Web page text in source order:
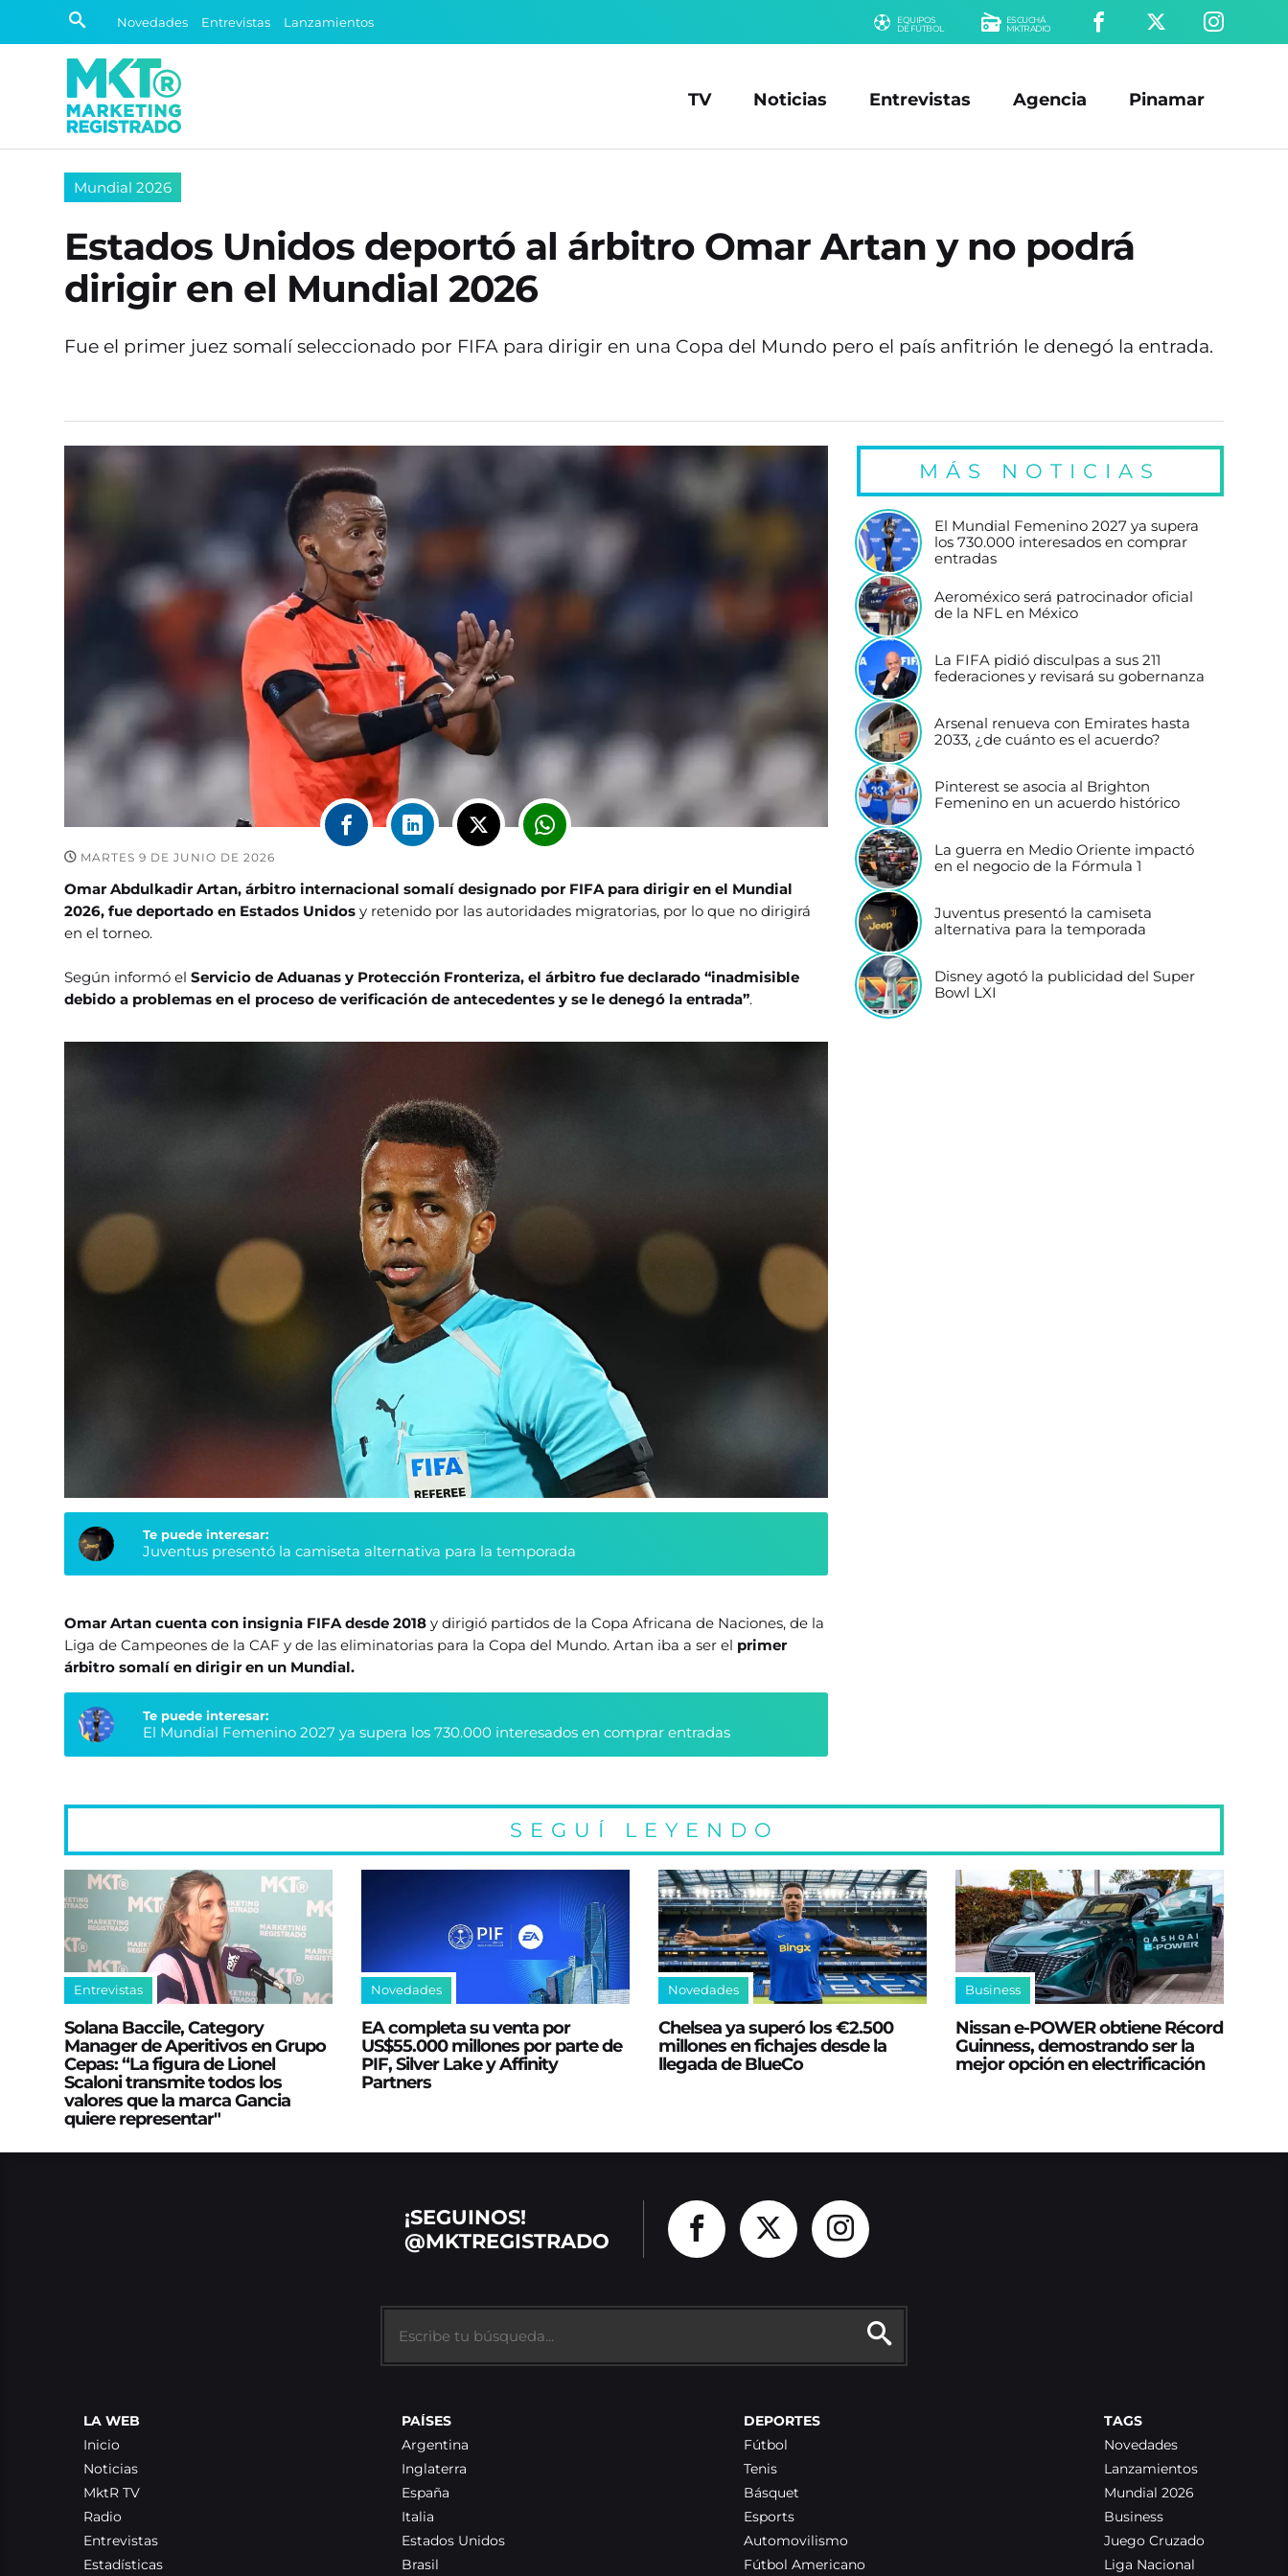
Novedades Entrevistas Lanzamientos
EQUIPOS
DE FÚTBOL
ESCUCHÁ
MKTRADIO
TV Noticias Entrevistas Agencia Pinamar
Mundial 2026
Estados Unidos deportó al árbitro Omar Artan y no podrá
dirigir en el Mundial 2026
Fue el primer juez somalí seleccionado por FIFA para dirigir en una Copa del Mundo pero el país anfitrión le denegó la entrada.
MARTES 9 DE JUNIO DE 2026
Omar Abdulkadir Artan, árbitro internacional somalí designado por FIFA para dirigir en el Mundial
2026, fue deportado en Estados Unidos y retenido por las autoridades migratorias, por lo que no dirigirá
en el torneo.
Según informó elServicio de Aduanas y Protección Fronteriza, el árbitro fue declarado “inadmisible
debido a problemas en el proceso de verificación de antecedentes y se le denegó la entrada”.
Te puede interesar:
Juventus presentó la camiseta alternativa para la temporada
Omar Artan cuenta con insignia FIFA desde 2018y dirigió partidos de la Copa Africana de Naciones, de la
Liga de Campeones de la CAF y de las eliminatorias para la Copa del Mundo. Artan iba a ser el primer
árbitro somalí en dirigir en un Mundial.
Te puede interesar:
El Mundial Femenino 2027 ya supera los 730.000 interesados en comprar entradas
MÁS NOTICIAS
El Mundial Femenino 2027 ya supera
los 730.000 interesados en comprar
entradas
Aeroméxico será patrocinador oficial
de la NFL en México
La FIFA pidió disculpas a sus 211
federaciones y revisará su gobernanza
Arsenal renueva con Emirates hasta
2033, ¿de cuánto es el acuerdo?
Pinterest se asocia al Brighton
Femenino en un acuerdo histórico
La guerra en Medio Oriente impactó
en el negocio de la Fórmula 1
Juventus presentó la camiseta
alternativa para la temporada
Disney agotó la publicidad del Super
Bowl LXI
SEGUÍ LEYENDO
Entrevistas
Solana Baccile, Category
Manager de Aperitivos en Grupo
Cepas: “La figura de Lionel
Scaloni transmite todos los
valores que la marca Gancia
quiere representar"
Novedades
EA completa su venta por
US$55.000 millones por parte de
PIF, Silver Lake y Affinity
Partners
Novedades
Chelsea ya superó los €2.500
millones en fichajes desde la
llegada de BlueCo
Business
Nissan e‑POWER obtiene Récord
Guinness, demostrando ser la
mejor opción en electrificación
¡SEGUINOS!
@MKTREGISTRADO
LA WEB
Inicio
Noticias
MktR TV
Radio
Entrevistas
Estadísticas
PAÍSES
Argentina
Inglaterra
España
Italia
Estados Unidos
Brasil
DEPORTES
Fútbol
Tenis
Básquet
Esports
Automovilismo
Fútbol Americano
TAGS
Novedades
Lanzamientos
Mundial 2026
Business
Juego Cruzado
Liga Nacional